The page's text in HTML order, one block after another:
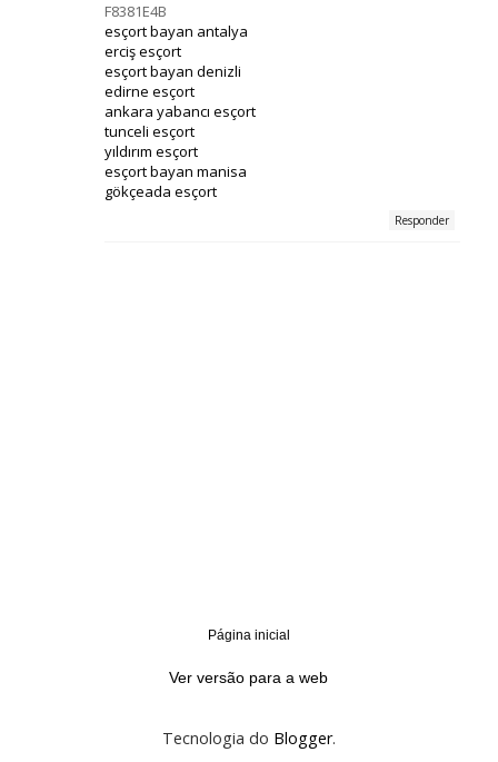
F8381E4B
esçort bayan antalya
erciş esçort
esçort bayan denizli
edirne esçort
ankara yabancı esçort
tunceli esçort
yıldırım esçort
esçort bayan manisa
gökçeada esçort
Responder
Página inicial
Ver versão para a web
Tecnologia do Blogger.